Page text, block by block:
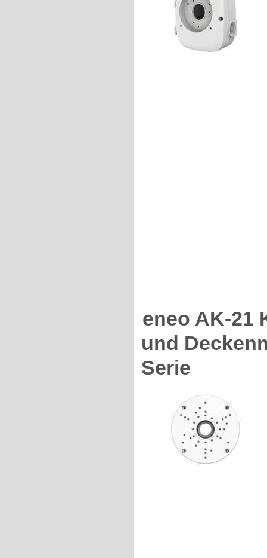
eneo AK-21
und
Serie